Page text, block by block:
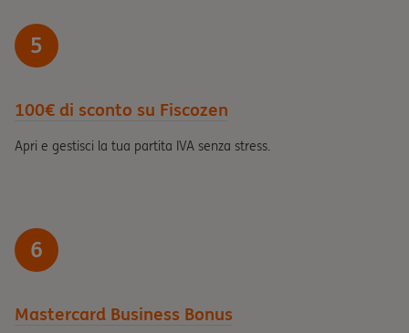
5
100€ di sconto su Fiscozen
Apri e gestisci la tua partita IVA senza stress.
6
Mastercard Business Bonus